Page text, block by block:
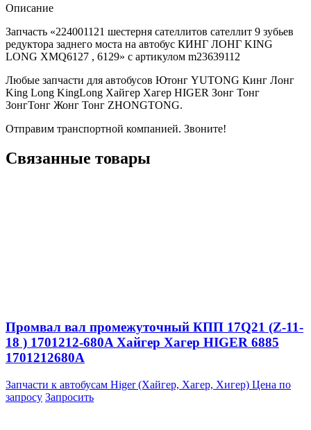
Описание
Запчасть «224001121 шестерня сателлитов сателлит 9 зубьев
редуктора заднего моста на автобус КИНГ ЛОНГ KING
LONG XMQ6127 , 6129» с артикулом m23639112
Любые запчасти для автобусов Ютонг YUTONG Кинг Лонг
King Long KingLong Хайгер Хагер HIGER Зонг Тонг
ЗонгТонг Жонг Тонг ZHONGTONG.
Отправим транспортной компанией. Звоните!
Связанные товары
Промвал вал промежуточный КПП 17Q21 (Z-11-
18 ) 1701212-680A Хайгер Хагер HIGER 6885
1701212680A
Запчасти к автобусам Higer (Хайгер, Хагер, Хигер) Цена по
запросу Запросить